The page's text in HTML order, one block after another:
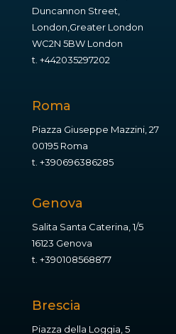
Duncannon Street,
London,Greater London
WC2N 5BW London
t. +442035297202
Roma
Piazza Giuseppe Mazzini, 27
00195 Roma
t. +390696386285
Genova
Salita Santa Caterina, 1/5
16123 Genova
t. +390108568877
Brescia
Piazza della Loggia, 5